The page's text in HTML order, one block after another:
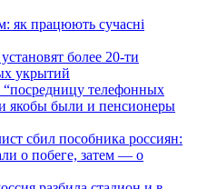
як працюють сучасні
более 20-ти
укрытий
телефонных
якобы были и пенсионеры
сбил пособника россиян:
о побеге, затем — о